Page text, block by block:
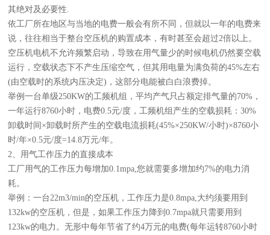
其绝对及必要性.
依工厂所在地区与当地的电费一般会有所不同，但就以一年的电费来
说，往往相当于整台空压机的购置成本，有时甚至会超过2倍以上。
空压机电机不允许频繁启动，导致在用气量少的时候电机仍然要空载
运行，空载状态下不产生压缩空气，但其用电量为满负荷的45%左右
(由空载时的系统内压决定)，这部分电能被白白浪费掉。
举例一台单级250KW的工频机组，平均产气只占额定排气量的70%，
一年运行8760小时，电费0.5元/度，工频机组产生的空载损耗：30%
卸载时间×卸载时所产生的空载电流损耗(45%×250KW/小时)×8760小
时/年×0.5元/度=14.8万元/年。
2、用气工作压力的直接成本
工厂用气的工作压力每增加0.1mpa,您就需要多增加约7%的电力消
耗。
举例：一台22m3/min的空压机，工作压力是0.8mpa,大约须要用到
132kw的空压机，但是，如果工作压力降到0.7mpa就只需要用到
123kw的电力。无形中每年节省了约4万元的电费(每年运转8760小时